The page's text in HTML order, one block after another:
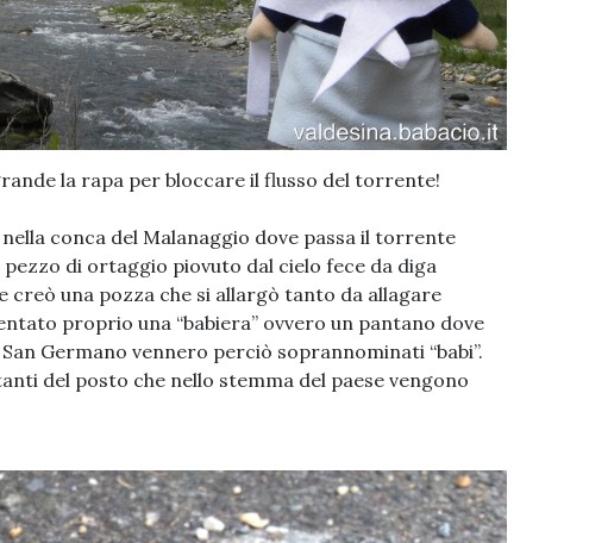
la rapa per bloccare il flusso del torrente!
conca del Malanaggio dove passa il torrente
di ortaggio piovuto dal cielo fece da diga
una pozza che si allargò tanto da allagare
proprio una “babiera” ovvero un pantano dove
Germano vennero perciò soprannominati “babi”.
del posto che nello stemma del paese vengono